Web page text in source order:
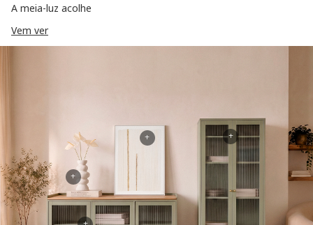
A meia-luz acolhe
Vem ver
+
+
+